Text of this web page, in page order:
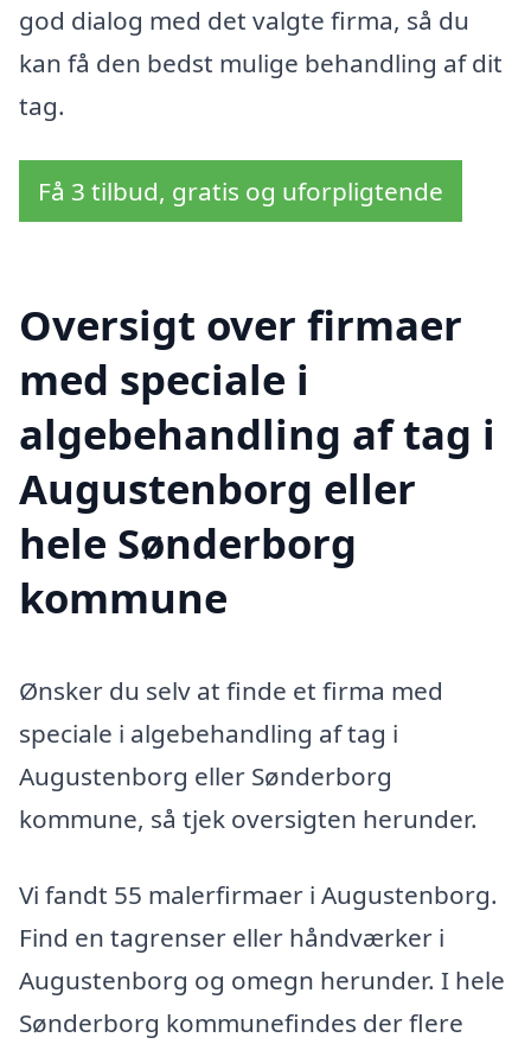
god dialog med det valgte firma, så du
kan få den bedst mulige behandling af dit
tag.
Få 3 tilbud, gratis og uforpligtende
Oversigt over firmaer
med speciale i
algebehandling af tag i
Augustenborg eller
hele Sønderborg
kommune
Ønsker du selv at finde et firma med
speciale i algebehandling af tag i
Augustenborg eller Sønderborg
kommune, så tjek oversigten herunder.
Vi fandt 55 malerfirmaer i Augustenborg.
Find en tagrenser eller håndværker i
Augustenborg og omegn herunder. I hele
Sønderborg kommunefindes der flere